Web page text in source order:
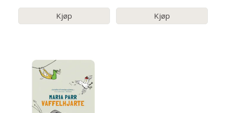
Kjøp Kjøp